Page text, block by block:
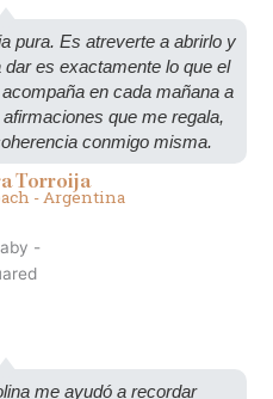
pura. Es atreverte a abrirlo y
es exactamente lo que el
en cada mañana a
que me regala,
conmigo misma.
Torroija
- Argentina
me ayudó a recordar